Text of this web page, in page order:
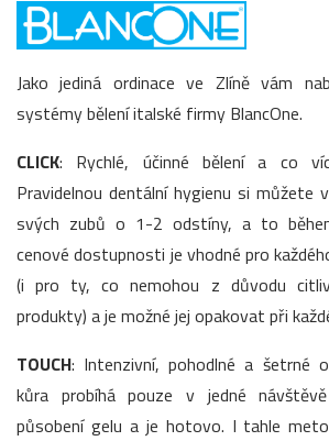
Jako jediná ordinace ve Zlíně vám
systémy bělení italské firmy BlancOne.
CLICK: Rychlé, účinné bělení a co
Pravidelnou dentální hygienu si můžete
svých zubů o 1-2 odstíny, a to
cenové dostupnosti je vhodné pro
(i pro ty, co nemohou z důvodu
produkty) a je možné jej opakovat při
TOUCH: Intenzivní, pohodlné a šetrné
kůra probíhá pouze v jedné
působení gelu a je hotovo. I tahle